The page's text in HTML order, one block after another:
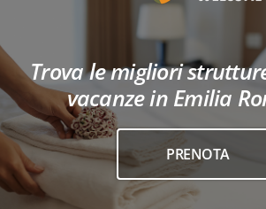
Trova le migliori
vacanze in Emilia
PRENOTA